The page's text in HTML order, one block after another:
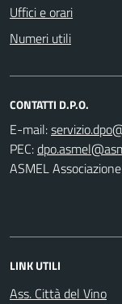
Uffici e orari
Numeri utili
CONTATTI D.P.O.
E-mail:
PEC:
ASMEL Associazione
LINK UTILI
Ass. Città del Vino